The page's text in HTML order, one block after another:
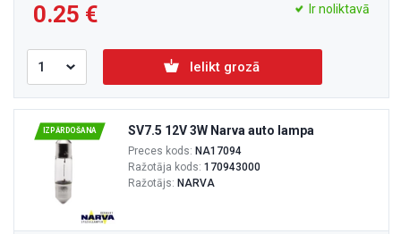
0.25 Ir noliktavā
Ielikt grozā
IZPĀRDOŠANA SV7.5 12V 3W Narva auto lampa
Preces kods: NA17094
Ražotāja kods: 170943000
Ražotājs: NARVA